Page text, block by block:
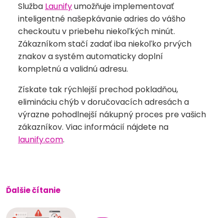
Služba Launifyumožňuje implementovať
inteligentné našepkávanie adries do vášho
checkoutu v priebehu niekoľkých minút.
Zákazníkom stačí zadať iba niekoľko prvých
znakov a systém automaticky doplní
kompletnú a validnú adresu.
Získate tak rýchlejší prechod pokladňou,
elimináciu chýb v doručovacích adresách a
výrazne pohodlnejší nákupný proces pre vašich
zákazníkov. Viac informácií nájdete na
launify.com.
Ďalšie čítanie